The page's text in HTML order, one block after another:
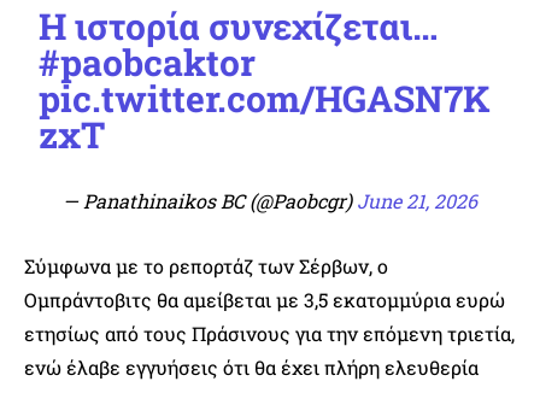
Η ιστορία συνεχίζεται…
#paobcaktor
pic.twitter.com/HGASN7K
zxT
— Panathinaikos BC (@Paobcgr)June 21, 2026
Σύμφωνα με το ρεπορτάζ των Σέρβων, ο
Ομπράντοβιτς θα αμείβεται με 3,5 εκατομμύρια ευρώ
ετησίως από τους Πράσινους για την επόμενη τριετία,
ενώ έλαβε εγγυήσεις ότι θα έχει πλήρη ελευθερία